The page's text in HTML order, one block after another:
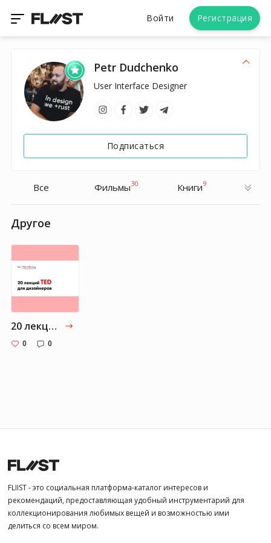
Войти Регистрация
Petr Dudchenko
User Interface Designer
Подписаться
Все Фильмы30 Книги9
Другое
20 лекций TED для дизайнеров — подборка
0 0
FLIIST - это социальная платформа-каталог интересов и
рекомендаций, предоставляющая удобный инструментарий для
коллекционирования любимых вещей и возможностью ими
делиться со всем миром.